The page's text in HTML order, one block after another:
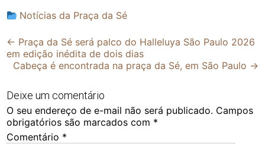
Notícias da Praça da Sé
Post
navigation
← Praça da Sé será palco do Halleluya São Paulo 2026
em edição inédita de dois dias
Cabeça é encontrada na praça da Sé, em São Paulo →
Deixe um comentário
O seu endereço de e-mail não será publicado. Campos
obrigatórios são marcados com *
Comentário *